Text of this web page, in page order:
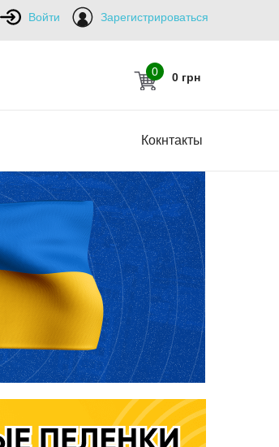
Войти Зарегистрироваться
0 0 грн
Кокнтакты